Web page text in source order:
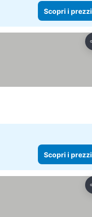
Scopri i prezzi
Scopri i prezzi